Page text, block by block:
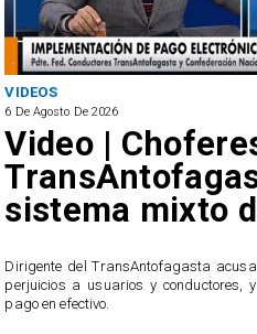
VIDEOS
6 De Agosto De 2026
Video |
sistema mixto
​Dirigente del TransAntofagasta
perjuicios a usuarios y conductores,
pago en efectivo.